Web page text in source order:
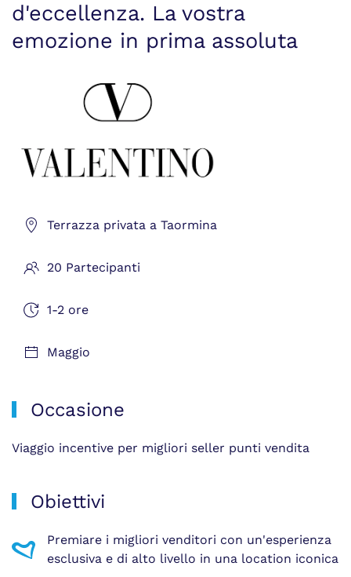
d'eccellenza. La vostra
emozione in prima assoluta
Terrazza privata a Taormina
20 Partecipanti
1-2 ore
Maggio
Occasione
Viaggio incentive per migliori seller punti vendita
Obiettivi
Premiare i migliori venditori con un'esperienza
esclusiva e di alto livello in una location iconica